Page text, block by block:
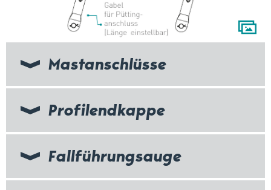
Mastanschlüsse
Profilendkappe
Fallführungsauge